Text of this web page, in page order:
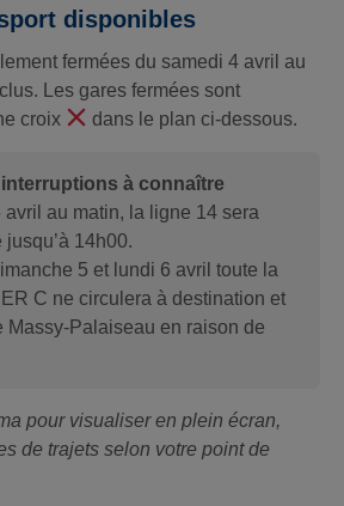
disponibles
fermées du samedi 4 avril au
Les gares fermées sont
croix
dans le plan ci-dessous.
à connaître
avril au matin, la ligne 14 sera
14h00.
5 et lundi 6 avril toute la
C ne circulera à destination et
Massy-Palaiseau en raison de
pour visualiser en plein écran,
de trajets selon votre point de